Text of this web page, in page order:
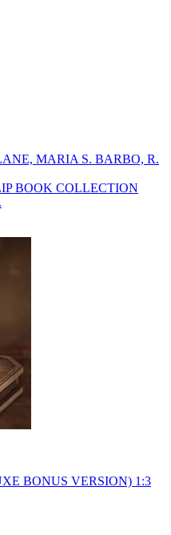
MARIA S. BARBO, R.
BOOK COLLECTION
BONUS VERSION) 1:3